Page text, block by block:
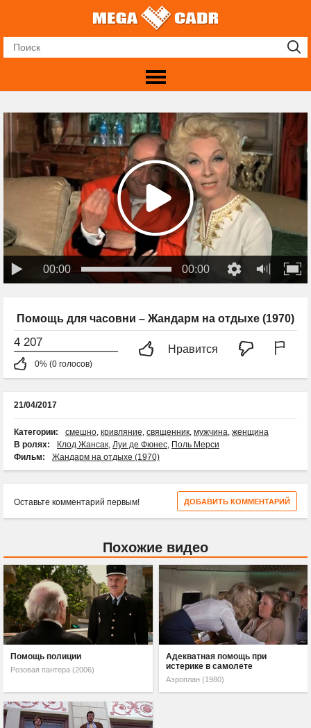
00:00 00:00
Помощь для часовни – Жандарм на отдыхе (1970)
4 207
0% (0 голосов)
Нравится
21/04/2017
Категории: смешно, кривляние, священник, мужчина, женщина
В ролях:
Клод Жансак, Луи де Фюнес, Поль Мерси
Фильм:
Жандарм на отдыхе (1970)
ДОБАВИТЬ КОММЕНТАРИЙ
Оставьте комментарий первым!
Похожие видео
Помощь полиции
Розовая пантера (2006)
Адекватная помощь при
истерике в самолете
Аэроплан (1980)